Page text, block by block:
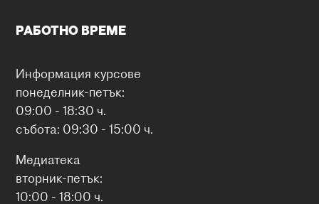
РАБОТНО ВРЕМЕ
Информация курсове
понеделник-петък:
09:00 - 18:30 ч.
събота: 09:30 - 15:00 ч.
Медиатека
вторник-петък:
10:00 - 18:00 ч.